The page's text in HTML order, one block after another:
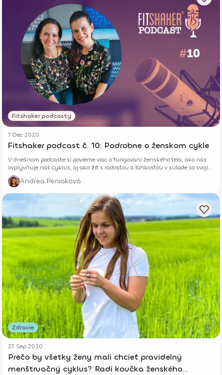
Fitshaker podcasty
7 Dec 2020
Fitshaker podcast č. 10: Podrobne o ženskom cykle
V dnešnom podcaste si povieme viac o fungovaní ženského tela, ako nás
ovplyvňuje náš cyklus, aj ako žiť s radosťou a ľahkosťou v súlade so svojím
cyklom.
Andrea Peniaková
Zdravie
27 Sep 2020
Prečo by všetky ženy mali chcieť pravidelný
menštruačný cyklus? Radí koučka ženského